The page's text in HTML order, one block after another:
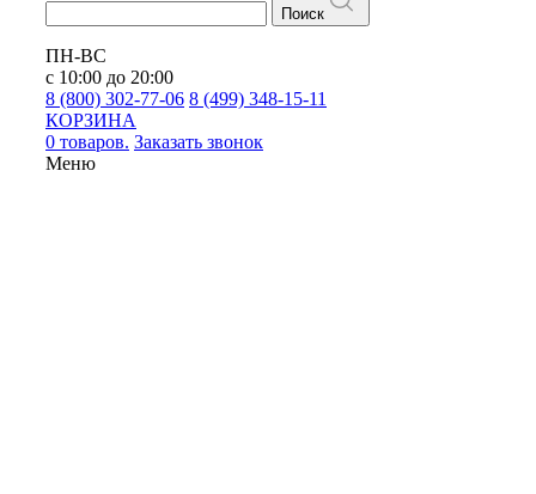
Поиск
ПН-ВС
с 10:00 до 20:00
8 (800) 302-77-06 8 (499) 348-15-11
КОРЗИНА
0 товаров. Заказать звонок
Меню